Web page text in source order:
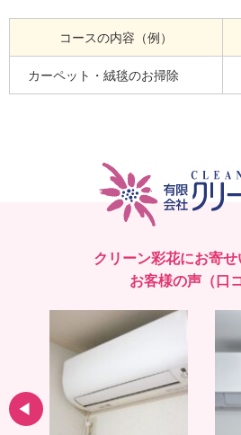
コースの内容（例）
カーペット・絨毯のお掃除
クリーン彩花にお寄
お客様の声（口